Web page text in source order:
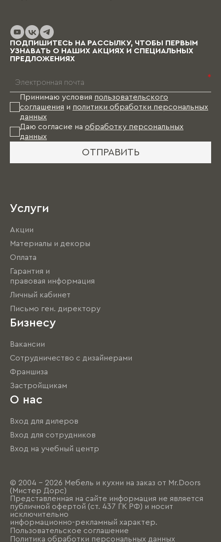
ПОДПИШИТЕСЬ НА РАССЫЛКУ, ЧТОБЫ ПЕРВЫМ
УЗНАВАТЬ О НАШИХ АКЦИЯХ И СПЕЦИАЛЬНЫХ
ПРЕДЛОЖЕНИЯХ
*
Принимаю условия пользовательского
соглашения и политики обработки персональных
данных
Даю согласие на обработку персональных
данных
ОТПРАВИТЬ
Услуги
Акции
Материалы и декоры
Оплата
Гарантия и
правовая информация
Личный кабинет
Письмо ген. директору
Бизнесу
Вакансии
Сотрудничество с дизайнерами
Франшиза
Застройщикам
О нас
Вход для дилеров
Вход для сотрудников
Вход на учебный центр
© 2004 - 2026 Мебель и кухни на заказ от Mr.Doors
(Мистер Дорс)
Представленная на сайте информация не является
публичной офертой (ст. 437 ГК РФ) и носит
исключительно
информационно-рекламный характер.
Пользовательское соглашение
Политика обработки персональных данных